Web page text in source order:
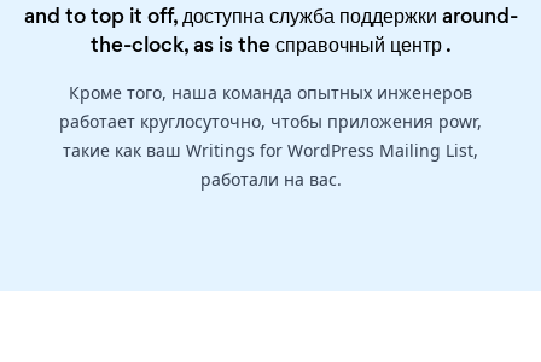
and to top it off, доступна служба поддержки around-
the-clock, as is theсправочный центр.
Кроме того, наша команда опытных инженеров
работает круглосуточно, чтобы приложения powr,
такие как ваш Writings for WordPress Mailing List,
работали на вас.